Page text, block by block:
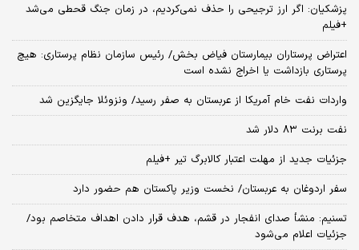
پزشکیان: اگر ارز ترجیحی را حذف نمی‌کردیم، در زمان جنگ قحطی می‌شد
+فیلم
اعتراض پرستاران بیمارستان فیاض بخش/ رئیس سازمان نظام پرستاری: هیچ
پرستاری بازداشت یا اخراج نشده است
واردات نفت خام آمریکا از عربستان به صفر رسید/ ونزوئلا جایگزین شد
نفت برنت ۸۳ دلار شد
جزئیات جدید از مهلت اعتبار کالابرگ تیر +فیلم
سفر اردوغان به عربستان/ نخست وزیر پاکستان هم حضور دارد
تسنیم: منشأ صدای انفجار در قشم، هدف قرار دادن اهداف متخاصم بود/
جزئیات اعلام می‌شود